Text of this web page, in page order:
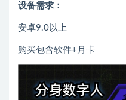
设备需求：
安卓9.0以上
购买包含软件+月卡